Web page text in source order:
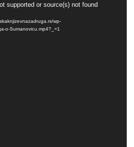
supported or source(s) not found
wp-
o-Sumanovicu.mp4?_=1